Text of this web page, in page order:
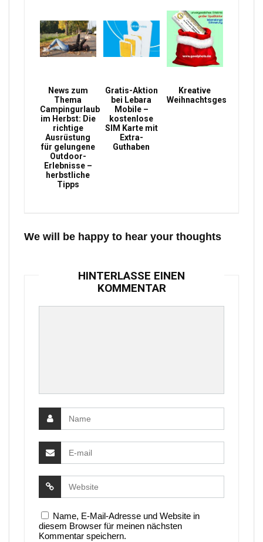
News zum
Thema
Campingurlaub
im Herbst: Die
richtige
Ausrüstung
für gelungene
Outdoor-
Erlebnisse –
herbstliche
Tipps
Gratis-Aktion
bei Lebara
Mobile –
kostenlose
SIM Karte mit
Extra-
Guthaben
Kreative
Weihnachtsgeschenke
We will be happy to hear your thoughts
HINTERLASSE EINEN
KOMMENTAR
Name, E-Mail-Adresse und Website in
diesem Browser für meinen nächsten
Kommentar speichern.